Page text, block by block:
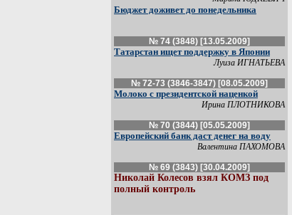
Бюджет доживет до понедельника
№ 74 (3848) [13.05.2009]
Татарстан ищет поддержку в Японии
Луиза ИГНАТЬЕВА
№ 72-73 (3846-3847) [08.05.2009]
Молоко с президентской наценкой
Ирина ПЛОТНИКОВА
№ 70 (3844) [05.05.2009]
Европейский банк даст денег на воду
Валентина ПАХОМОВА
№ 69 (3843) [30.04.2009]
Николай Колесов взял КОМЗ под
полный контроль